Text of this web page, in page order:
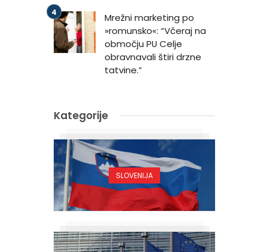
Mrežni marketing po
»romunsko«: “Včeraj na
območju PU Celje
obravnavali štiri drzne
tatvine.”
Kategorije
SLOVENIJA